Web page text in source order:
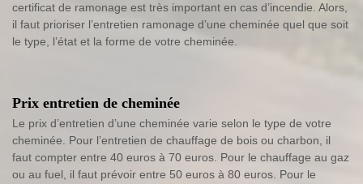
certificat de ramonage est très important en cas d’incendie. Alors,
il faut prioriser l’entretien ramonage d’une cheminée quel que soit
le type, l’état et la forme de votre cheminée.
Prix entretien de cheminée
Le prix d’entretien d’une cheminée varie selon le type de votre
cheminée. Pour l’entretien de chauffage de bois ou charbon, il
faut compter entre 40 euros à 70 euros. Pour le chauffage au gaz
ou au fuel, il faut prévoir entre 50 euros à 80 euros. Pour le